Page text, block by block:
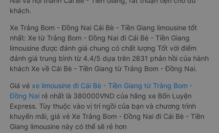
khách.
Xe Trảng Bom - Đồng Nai Cái Bè - Tiền Giang limousine tốt
nhất: Xe từ Trảng Bom - Đồng Nai đi Cái Bè - Tiền Giang
limousine được đánh giá chung có chất lượng Tốt với điểm
đánh giá trung bình từ 4.4/5 dựa trên 2831 phản hồi của hành
khách Xe về Cái Bè - Tiền Giang từ Trảng Bom - Đồng Nai.
Giá vé xe limousine đi Cái Bè - Tiền Giang từ Trảng Bom -
Đồng Nai rẻ nhất là 380000VND của hãng xe Bốn Luyện
Express. Tùy thuộc vào vị trí ngồi của bạn và chương trình
khuyến mãi, giá vé Xe Trảng Bom - Đồng Nai đi Cái Bè - Tiền
Giang limousine này có thể sẽ rẻ hơn